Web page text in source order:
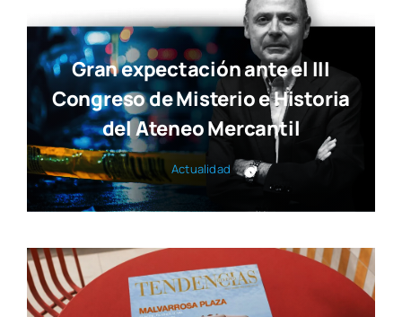
Gran expectación ante el III
Congreso de Misterio e Historia
del Ateneo Mercantil
Actua­li­dad